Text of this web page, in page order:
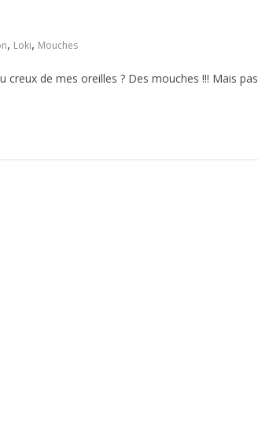
, Loki, Mouches
de mes oreilles ? Des mouches !!! Mais pas